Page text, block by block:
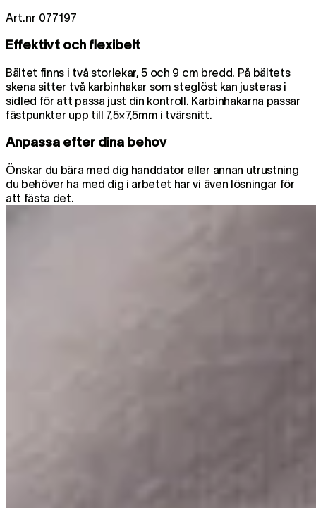
Art.nr 077197
Effektivt och flexibelt
Bältet finns i två storlekar, 5 och 9 cm bredd. På bältets
skena sitter två karbinhakar som steglöst kan justeras i
sidled för att passa just din kontroll. Karbinhakarna passar
fästpunkter upp till 7,5×7,5mm i tvärsnitt.
Anpassa efter dina behov
Önskar du bära med dig handdator eller annan utrustning
du behöver ha med dig i arbetet har vi även lösningar för
att fästa det.